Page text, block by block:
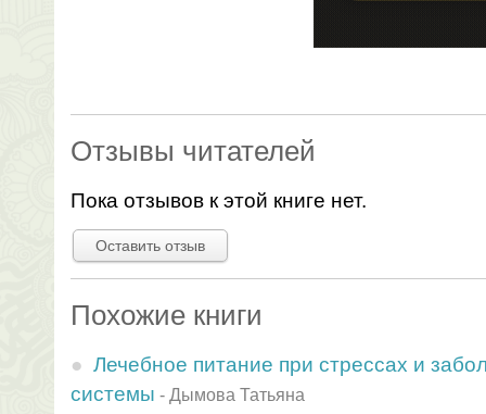
Отзывы читателей
Пока отзывов к этой книге нет.
Оставить отзыв
Похожие книги
Лечебное питание при стрессах и
системы - Дымова Татьяна